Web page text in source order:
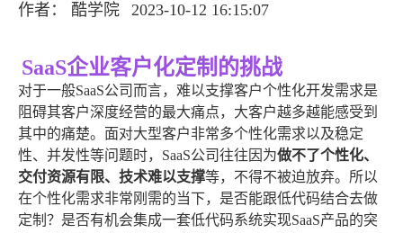
作者： 酷学院 2023-10-12 16:15:07
SaaS企业客户化定制的挑战
对于一般SaaS公司而言，难以支撑客户个性化开发需求是
阻碍其客户深度经营的最大痛点，大客户越多越能感受到
其中的痛楚。面对大型客户非常多个性化需求以及稳定
性、并发性等问题时，SaaS公司往往因为做不了个性化、
交付资源有限、技术难以支撑等，不得不被迫放弃。所以
在个性化需求非常刚需的当下，是否能跟低代码结合去做
定制？是否有机会集成一套低代码系统实现SaaS产品的突